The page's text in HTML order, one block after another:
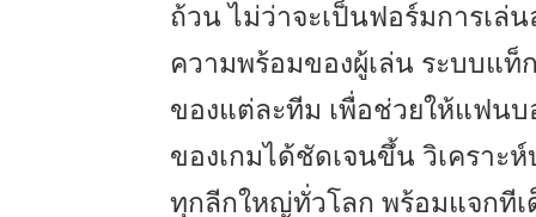
ถ้วน ไม่ว่าจะเป็นฟอร์มการเล่
ความพร้อมของผู้เล่น ระบบแท็
ของแต่ละทีม เพื่อช่วยให้แฟน
ของเกมได้ชัดเจนขึ้น วิเคราะ
ทุกลีกใหญ่ทั่วโลก พร้อมแจกที